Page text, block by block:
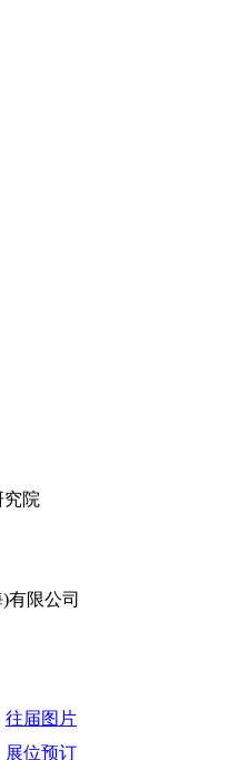
院
有限公司
往届图片
展位预订